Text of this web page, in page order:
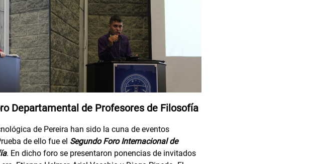
Departamental de Profesores de Filosofía
de Pereira han sido la cuna de eventos
de ello fue el Segundo Foro Internacional de
. En dicho foro se presentaron ponencias de invitados